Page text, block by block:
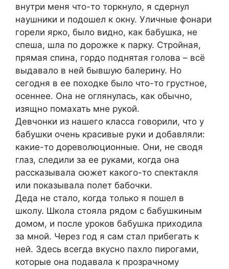
внутри меня что-то торкнуло, я сдернул
наушники и подошел к окну. Уличные фонари
горели ярко, было видно, как бабушка, не
спеша, шла по дорожке к парку. Стройная,
прямая спина, гордо поднятая голова – всё
выдавало в ней бывшую балерину. Но
сегодня в ее походке было что-то грустное,
осеннее. Она не оглянулась, как обычно,
изящно помахать мне рукой.
Девчонки из нашего класса говорили, что у
бабушки очень красивые руки и добавляли:
какие-то дореволюционные. Они, не сводя
глаз, следили за ее руками, когда она
рассказывала сюжет какого-то спектакля
или показывала полет бабочки.
Деда не стало, когда только я пошел в
школу. Школа стояла рядом с бабушкиным
домом, и после уроков бабушка приходила
за мной. Через год я сам стал прибегать к
ней. Здесь всегда вкусно пахло пирогами,
которые она подавала к прозрачному